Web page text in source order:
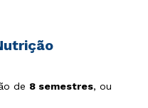
de 8 semestres, ou